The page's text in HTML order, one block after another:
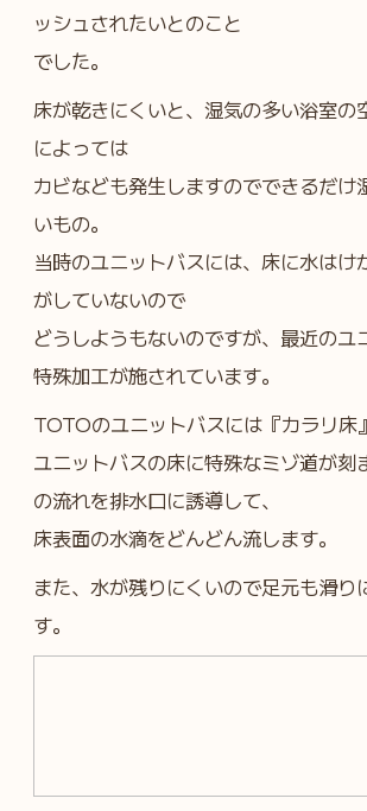
ッシュされたいとのこと
でした。
床が乾きにくいと、湿気の多い浴室の
によっては
カビなども発生しますのでできるだけ
いもの。
当時のユニットバスには、床に水はけ
がしていないので
どうしようもないのですが、最近のユ
特殊加工が施されています。
TOTOのユニットバスには『カラリ床
ユニットバスの床に特殊なミゾ道が刻
の流れを排水口に誘導して、
床表面の水滴をどんどん流します。
また、水が残りにくいので足元も滑り
す。